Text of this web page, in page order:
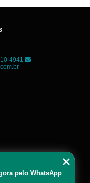
4941
pelo WhatsApp